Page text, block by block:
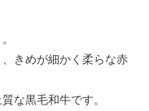
、きめが細かく柔らな赤
な黒毛和牛です。